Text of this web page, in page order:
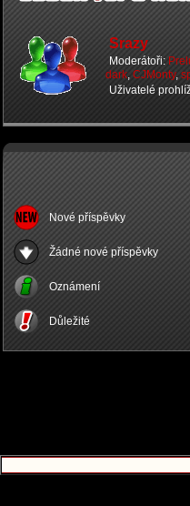
Srazy
Moderátoři:
dark, CJMonty,
Uživatelé
Nové příspěvky
Žádné nové příspěvky
Oznámení
Důležité